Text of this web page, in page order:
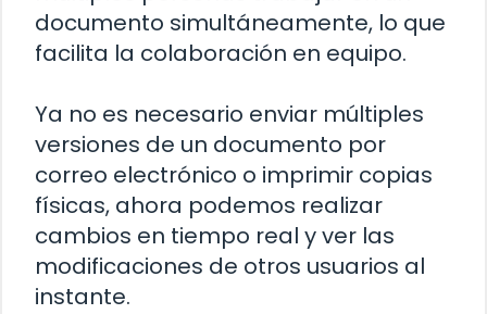
documento simultáneamente, lo que
facilita la colaboración en equipo.
Ya no es necesario enviar múltiples
versiones de un documento por
correo electrónico o imprimir copias
físicas, ahora podemos realizar
cambios en tiempo real y ver las
modificaciones de otros usuarios al
instante.